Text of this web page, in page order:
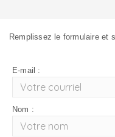
Remplissez le formulaire et
E-mail :
Nom :